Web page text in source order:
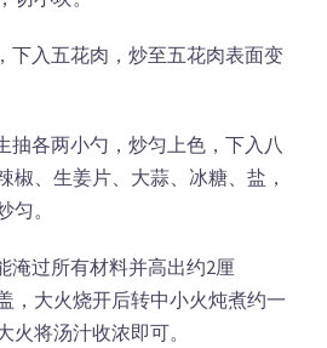
下入五花肉，炒至五花肉表面变
抽各两小勺，炒匀上色，下入八
椒、生姜片、大蒜、冰糖、盐，
。
淹过所有材料并高出约2厘
，大火烧开后转中小火炖煮约一
火将汤汁收浓即可。